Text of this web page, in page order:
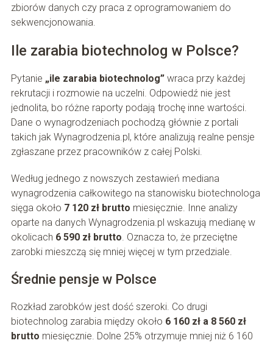
zbiorów danych czy praca z oprogramowaniem do
sekwencjonowania.
Ile zarabia biotechnolog w Polsce?
Pytanie „ile zarabia biotechnolog”wraca przy każdej
rekrutacji i rozmowie na uczelni. Odpowiedź nie jest
jednolita, bo różne raporty podają trochę inne wartości.
Dane o wynagrodzeniach pochodzą głównie z portali
takich jak Wynagrodzenia.pl, które analizują realne pensje
zgłaszane przez pracowników z całej Polski.
Według jednego z nowszych zestawień mediana
wynagrodzenia całkowitego na stanowisku biotechnologa
sięga około 7 120 zł brutto miesięcznie. Inne analizy
oparte na danych Wynagrodzenia.pl wskazują medianę w
okolicach 6 590 zł brutto. Oznacza to, że przeciętne
zarobki mieszczą się mniej więcej w tym przedziale.
Średnie pensje w Polsce
Rozkład zarobków jest dość szeroki. Co drugi
biotechnolog zarabia między około 6 160 zł a 8 560 zł
brutto miesięcznie. Dolne 25% otrzymuje mniej niż 6 160